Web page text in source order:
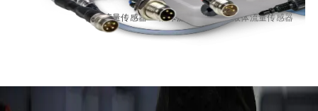
液体流量传感器 液体流量传感器 液体流量传感器